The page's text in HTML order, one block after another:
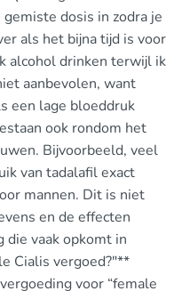
dosis in zodra je
als het bijna tijd is voor
alcohol drinken terwijl ik
aanbevolen, want
een lage bloeddruk
ook rondom het
Bijvoorbeeld, veel
van tadalafil exact
mannen. Dit is niet
en de effecten
die vaak opkomt in
Cialis vergoed?"**
voor “female